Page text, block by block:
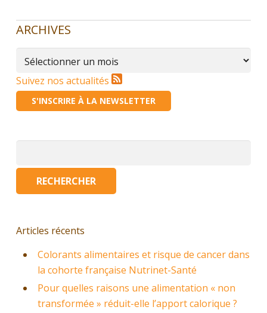
ARCHIVES
Archives
Suivez nos actualités
S'INSCRIRE À LA NEWSLETTER
Articles récents
Colorants alimentaires et risque de cancer dans
la cohorte française Nutrinet-Santé
Pour quelles raisons une alimentation « non
transformée » réduit-elle l’apport calorique ?